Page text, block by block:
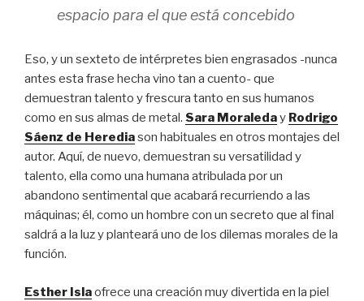
espacio para el que está concebido
Eso, y un sexteto de intérpretes bien engrasados -nunca
antes esta frase hecha vino tan a cuento- que
demuestran talento y frescura tanto en sus humanos
como en sus almas de metal. Sara Moraleday Rodrigo
Sáenz de Herediason habituales en otros montajes del
autor. Aquí, de nuevo, demuestran su versatilidad y
talento, ella como una humana atribulada por un
abandono sentimental que acabará recurriendo a las
máquinas; él, como un hombre con un secreto que al final
saldrá a la luz y planteará uno de los dilemas morales de la
función.
Esther Islaofrece una creación muy divertida en la piel